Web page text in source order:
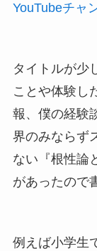
YouTubeチャ
タイトルが少
ことや体験し
報、僕の経験
界のみならず
ない『根性論
があったので
例えば小学生